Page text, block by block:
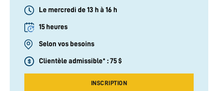
Le mercredi de 13 h à 16 h
Durée :
15 heures
Selon vos besoins
Clientèle admissible* : 75 $
INSCRIPTION